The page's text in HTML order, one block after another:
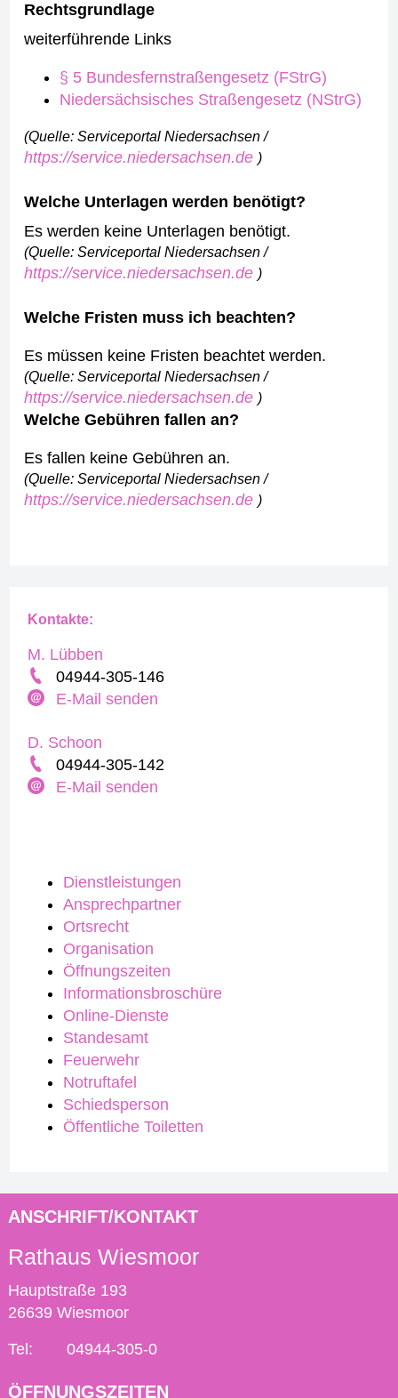
Rechtsgrundlage
weiterführende Links
§ 5 Bundesfernstraßengesetz (FStrG)
Niedersächsisches Straßengesetz (NStrG)
(Quelle: Serviceportal Niedersachsen /
https://service.niedersachsen.de )
Welche Unterlagen werden benötigt?
Es werden keine Unterlagen benötigt.
(Quelle: Serviceportal Niedersachsen /
https://service.niedersachsen.de )
Welche Fristen muss ich beachten?
Es müssen keine Fristen beachtet werden.
(Quelle: Serviceportal Niedersachsen /
https://service.niedersachsen.de )
Welche Gebühren fallen an?
Es fallen keine Gebühren an.
(Quelle: Serviceportal Niedersachsen /
https://service.niedersachsen.de )
Dienstleistungen
Ansprechpartner
Ortsrecht
Organisation
Öffnungszeiten
Informationsbroschüre
Online-Dienste
Standesamt
Feuerwehr
Notruftafel
Schiedsperson
Öffentliche Toiletten
Kontakte:
M. Lübben
04944-305-146
E-Mail senden
D. Schoon
04944-305-142
E-Mail senden
ANSCHRIFT/KONTAKT
Rathaus Wiesmoor
Hauptstraße 193
26639 Wiesmoor
Tel: 04944-305-0
ÖFFNUNGSZEITEN